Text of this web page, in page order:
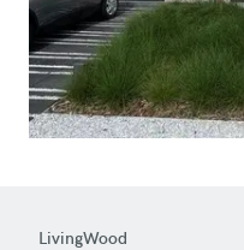
LivingWood